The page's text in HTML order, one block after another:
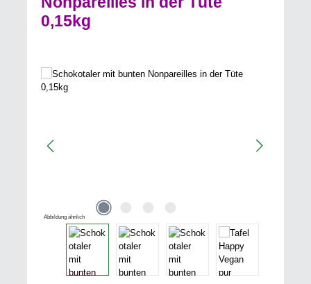
0,15kg
Bildergalerie überspringen
Abbildung ähnlich